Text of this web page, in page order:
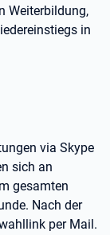
Weiterbildung,
in
via Skype
sich an
gesamten
Nach der
per Mail.